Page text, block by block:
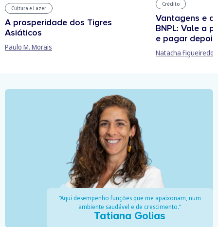
Cultura e Lazer
A prosperidade dos Tigres
Asiáticos
Paulo M. Morais
Crédito
Vantagens e
BNPL: Vale a
e pagar
Natacha Figueiredo
Tatiana Golias
“Aqui desempenho funções que me apaixonam, num
ambiente saudável e de crescimento.”